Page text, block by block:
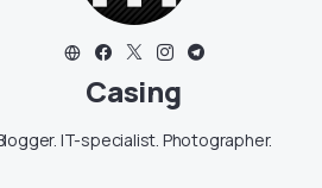
Casing
IT-specialist. Photographer.